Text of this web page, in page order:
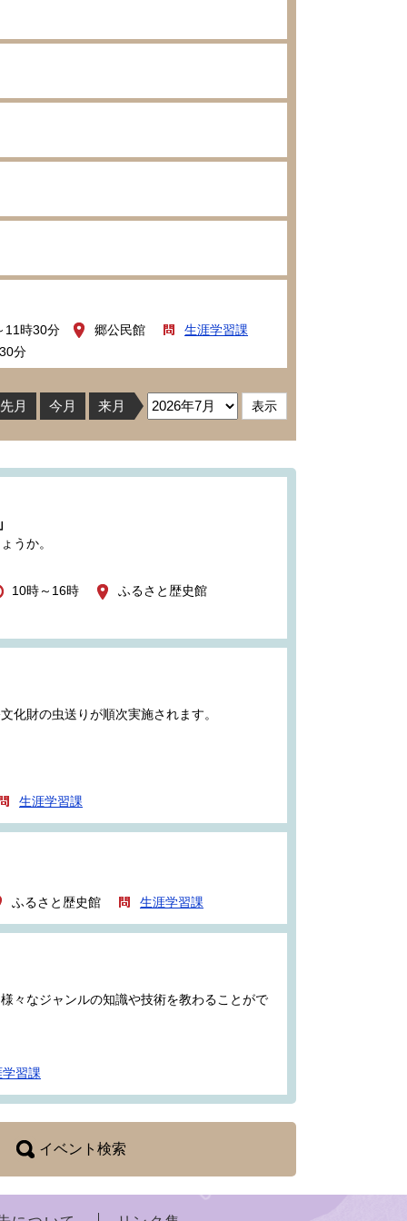
11時30分
分
郷公民館 生涯学習課
先月 今月 来月
うか。
10時～16時 ふるさと歴史館
化財の虫送りが順次実施されます。
生涯学習課
ふるさと歴史館 生涯学習課
々なジャンルの知識や技術を教わることがで
習課
イベント検索